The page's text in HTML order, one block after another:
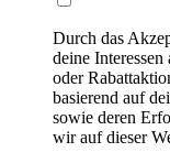
Durch das
deine
oder
basierend auf
sowie deren
wir auf dieser